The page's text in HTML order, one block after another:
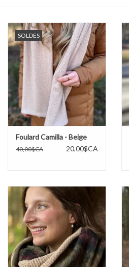
Sacs
Accessoire Mode
Bijoux
Parfumerie
Papeterie
Vente
Gift cards
Marques
SOLDES
Foulard Camilla - Beige
40,00$CA 20,00$CA